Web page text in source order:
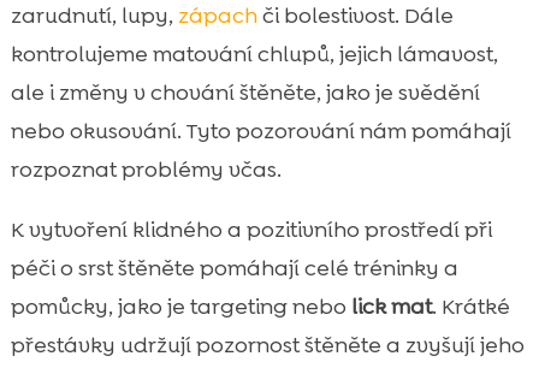
zarudnutí, lupy, zápachči bolestivost. Dále
kontrolujeme matování chlupů, jejich lámavost,
ale i změny v chování štěněte, jako je svědění
nebo okusování. Tyto pozorování nám pomáhají
rozpoznat problémy včas.
K vytvoření klidného a pozitivního prostředí při
péči o srst štěněte pomáhají celé tréninky a
pomůcky, jako je targeting nebo lick mat. Krátké
přestávky udržují pozornost štěněte a zvyšují jeho